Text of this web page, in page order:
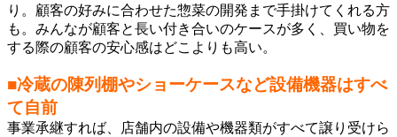
り。顧客の好みに合わせた惣菜の開発まで手掛けてくれる方
も。みんなが顧客と長い付き合いのケースが多く、買い物を
する際の顧客の安心感はどこよりも高い。
■冷蔵の陳列棚やショーケースなど設備機器はすべ
て自前
事業承継すれば、店舗内の設備や機器類がすべて譲り受けら